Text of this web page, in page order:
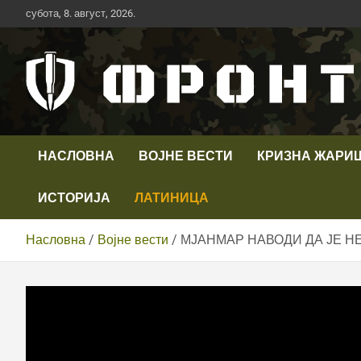
Скип
то
субота, 8. август, 2026.
Телевизија ФРОНТ
НАСЛОВНА ВОЈНЕ ВЕСТИ КРИЗНА
ИСТОРИЈА ЛАТИНИЦА
Насловна Војне вести МЈАНМАР НАВОДИ ДА ЈЕ